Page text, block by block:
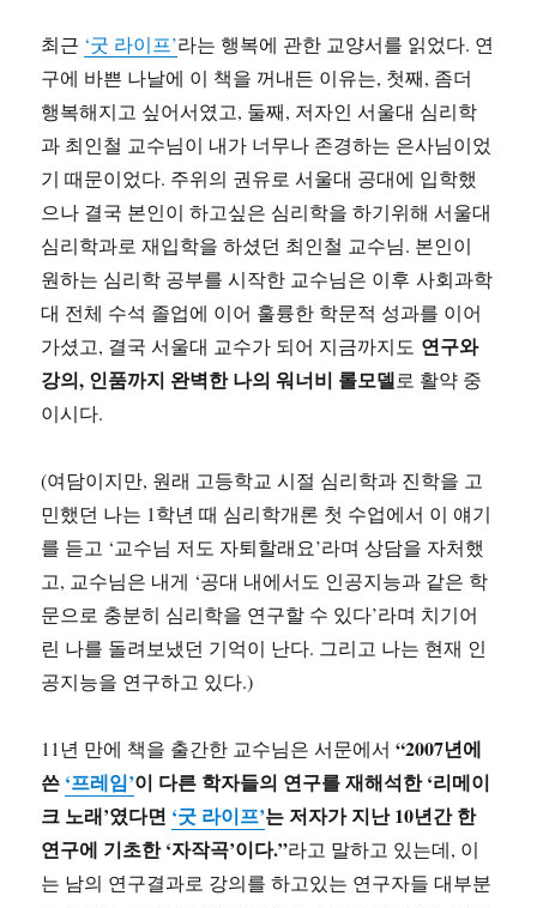
삶,
없
최근 ‘굿 라이프’라는 행복에 관한 교양서를 읽었다. 연
구에 바쁜 나날에 이 책을 꺼내든 이유는, 첫째, 좀더
행복해지고 싶어서였고, 둘째, 저자인 서울대 심리학
과 최인철 교수님이 내가 너무나 존경하는 은사님이었
기 때문이었다. 주위의 권유로 서울대 공대에 입학했
으나 결국 본인이 하고싶은 심리학을 하기위해 서울대
심리학과로 재입학을 하셨던 최인철 교수님. 본인이
원하는 심리학 공부를 시작한 교수님은 이후 사회과학
대 전체 수석 졸업에 이어 훌륭한 학문적 성과를 이어
가셨고, 결국 서울대 교수가 되어 지금까지도 연구와
강의, 인품까지 완벽한 나의 워너비 롤모델로 활약 중
이시다.
(여담이지만, 원래 고등학교 시절 심리학과 진학을 고
민했던 나는 1학년 때 심리학개론 첫 수업에서 이 얘기
를 듣고 ‘교수님 저도 자퇴할래요’라며 상담을 자처했
고, 교수님은 내게 ‘공대 내에서도 인공지능과 같은 학
문으로 충분히 심리학을 연구할 수 있다’라며 치기어
린 나를 돌려보냈던 기억이 난다. 그리고 나는 현재 인
공지능을 연구하고 있다.)
11년 만에 책을 출간한 교수님은 서문에서“2007년에
쓴 ‘프레임’이 다른 학자들의 연구를 재해석한 ‘리메이
크 노래’였다면 ‘굿 라이프’는 저자가 지난 10년간 한
연구에 기초한 ‘자작곡’이다.”라고 말하고 있는데, 이
는 남의 연구결과로 강의를 하고있는 연구자들 대부분